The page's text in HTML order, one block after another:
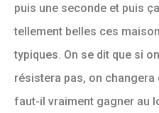
puis une seconde et puis
tellement belles ces
typiques. On se dit que si
résistera pas, on changera
faut-il vraiment gagner au